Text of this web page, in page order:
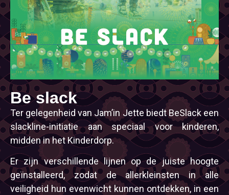
Be slack
Ter gelegenheid van Jam’in Jette biedt BeSlack een
slackline-initiatie aan speciaal voor kinderen,
midden in het Kinderdorp.
Er zijn verschillende lijnen op de juiste hoogte
geïnstalleerd, zodat de allerkleinsten in alle
veiligheid hun evenwicht kunnen ontdekken, in een